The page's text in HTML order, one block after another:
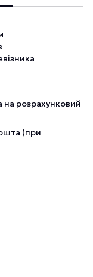
на розрахунковий
(при